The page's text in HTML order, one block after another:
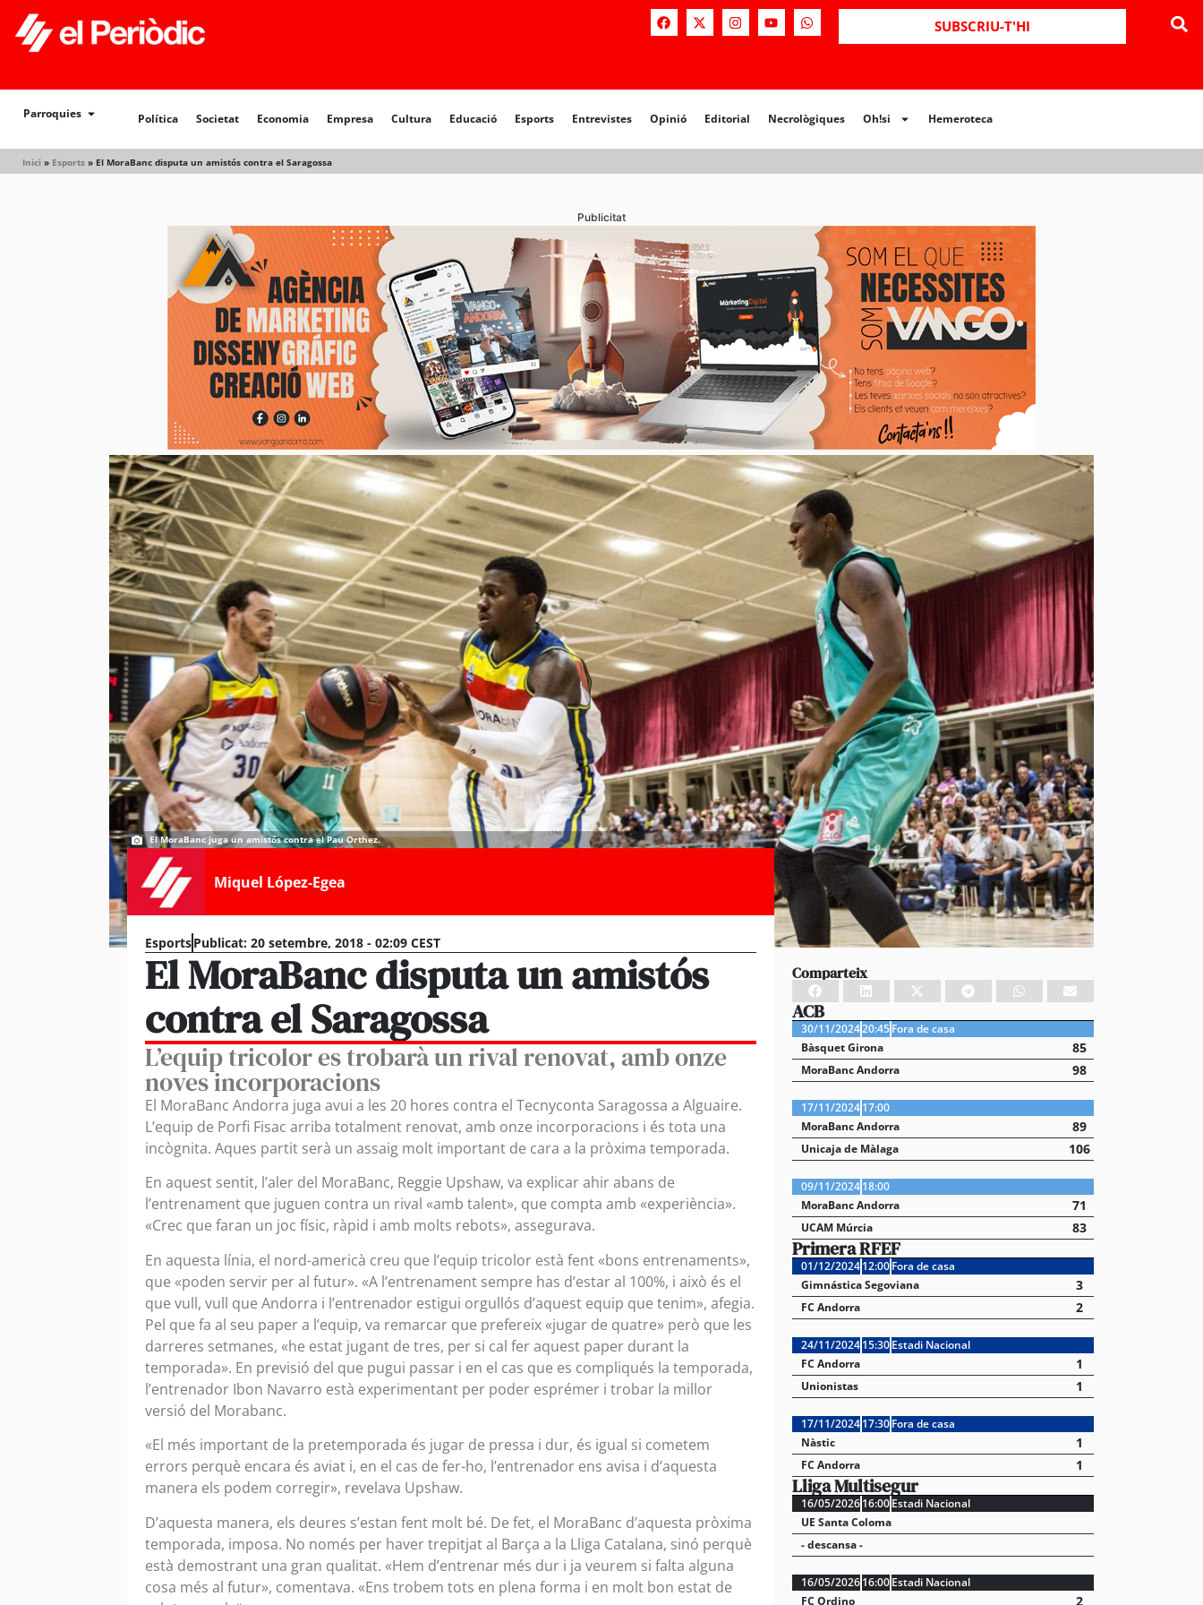
SUBSCRIU-T'HI
Parroquies Política Societat Economia Empresa Cultura Educació Esports Entrevistes Opinió Editorial Necrològiques Oh!si Hemeroteca
Inici » Esports » El MoraBanc disputa un amistós contra el Saragossa
Política Societat Opinió Editorial Necrològiques Hemeroteca
Publicitat
El MoraBanc juga un amistós contra el Pau Orthez.
Miquel López-Egea
EsportsPublicat: 20 setembre, 2018 - 02:09 CEST
El MoraBanc disputa un amistós
contra el Saragossa
L’equip tricolor es trobarà un rival renovat, amb onze
noves incorporacions
El MoraBanc Andorra juga avui a les 20 hores contra el Tecnyconta Saragossa a Alguaire.
L’equip de Porfi Fisac arriba totalment renovat, amb onze incorporacions i és tota una
incògnita. Aques partit serà un assaig molt important de cara a la pròxima temporada.
En aquest sentit, l’aler del MoraBanc, Reggie Upshaw, va explicar ahir abans de
l’entrenament que juguen contra un rival «amb talent», que compta amb «experiència».
«Crec que faran un joc físic, ràpid i amb molts rebots», assegurava.
En aquesta línia, el nord-americà creu que l’equip tricolor està fent «bons entrenaments»,
que «poden servir per al futur». «A l’entrenament sempre has d’estar al 100%, i això és el
que vull, vull que Andorra i l’entrenador estigui orgullós d’aquest equip que tenim», afegia.
Pel que fa al seu paper a l’equip, va remarcar que prefereix «jugar de quatre» però que les
darreres setmanes, «he estat jugant de tres, per si cal fer aquest paper durant la
temporada». En previsió del que pugui passar i en el cas que es compliqués la temporada,
l’entrenador Ibon Navarro està experimentant per poder esprémer i trobar la millor
versió del Morabanc.
«El més important de la pretemporada és jugar de pressa i dur, és igual si cometem
errors perquè encara és aviat i, en el cas de fer-ho, l’entrenador ens avisa i d’aquesta
manera els podem corregir», revelava Upshaw.
D’aquesta manera, els deures s’estan fent molt bé. De fet, el MoraBanc d’aquesta pròxima
temporada, imposa. No només per haver trepitjat al Barça a la Lliga Catalana, sinó perquè
està demostrant una gran qualitat. «Hem d’entrenar més dur i ja veurem si falta alguna
cosa més al futur», comentava. «Ens trobem tots en plena forma i en molt bon estat de
Comparteix
ACB
30/11/202420:45 Fora de casa
Bàsquet Girona
85
MoraBanc Andorra 98
17/11/2024 17:00
MoraBanc Andorra
89
Unicaja de Màlaga 106
09/11/2024 18:00
MoraBanc Andorra
71
UCAM Múrcia 83
Primera RFEF
01/12/2024 12:00 Fora de casa
Gimnástica Segoviana
3
FC Andorra 2
24/11/2024 15:30 Estadi Nacional
FC Andorra
1
Unionistas 1
17/11/2024 17:30 Fora de casa
Nàstic
1
FC Andorra 1
Lliga Multisegur
16/05/2026 16:00 Estadi Nacional
UE Santa Coloma
- descansa -
16/05/2026 16:00 Estadi Nacional
FC Ordino
2